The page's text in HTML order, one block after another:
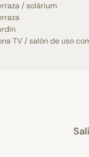
/ solárium
TV / salón de uso